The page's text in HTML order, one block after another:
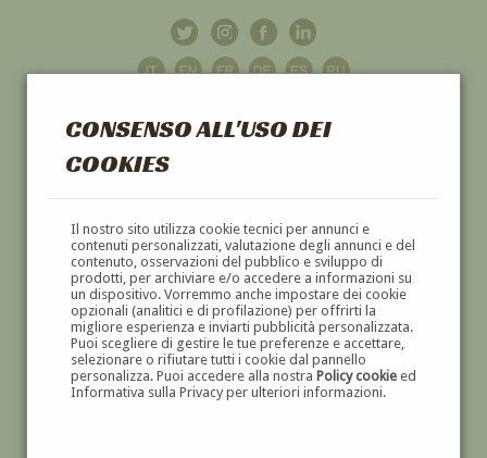
CONSENSO ALL'USO DEI
COOKIES
Il nostro sito utilizza cookie tecnici per annunci e
contenuti personalizzati, valutazione degli annunci e del
contenuto, osservazioni del pubblico e sviluppo di
prodotti, per archiviare e/o accedere a informazioni su
un dispositivo. Vorremmo anche impostare dei cookie
opzionali (analitici e di profilazione) per offrirti la
migliore esperienza e inviarti pubblicità personalizzata.
Puoi scegliere di gestire le tue preferenze e accettare,
selezionare o rifiutare tutti i cookie dal pannello
personalizza. Puoi accedere alla nostra Policy cookieed
Informativa sulla Privacy per ulteriori informazioni.
GALLERIAD'ARTE
DIPINTI E SCULTURE '800 E '900